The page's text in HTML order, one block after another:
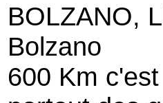
BOLZANO,
Bolzano
600 Km